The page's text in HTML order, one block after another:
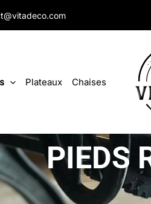
Plateaux Chaises
PIEDS